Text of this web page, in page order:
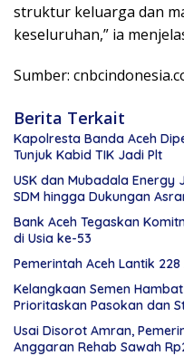
struktur keluarga dan
keseluruhan,” ia
Sumber:
Berita Terkait
Kapolresta Banda Aceh
Tunjuk Kabid TIK Jadi Plt
USK dan Mubadala
SDM hingga Dukungan
Bank Aceh Tegaskan
di Usia ke-53
Pemerintah Aceh Lantik 228
Kelangkaan Semen
Prioritaskan Pasokan dan
Usai Disorot Amran,
Anggaran Rehab Sawah